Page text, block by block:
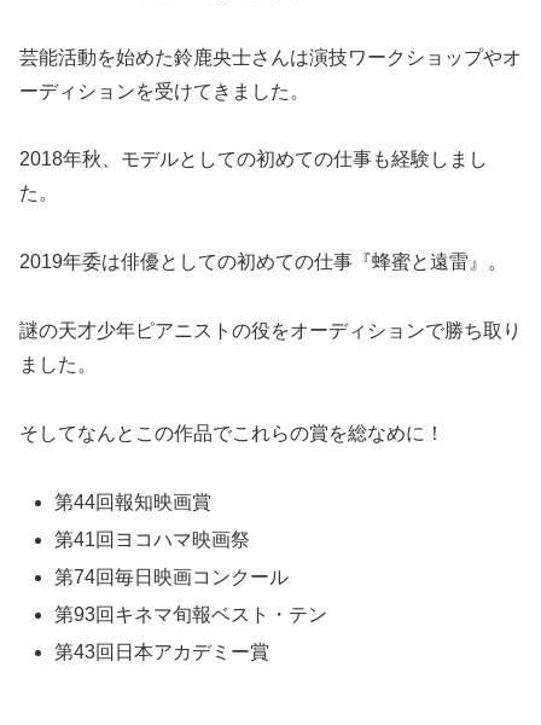
芸能活動を始めた鈴鹿央士さんは演技ワークショップやオ
ーディションを受けてきました。
2018年秋、モデルとしての初めての仕事も経験しまし
た。
2019年委は俳優としての初めての仕事『蜂蜜と遠雷』。
謎の天才少年ピアニストの役をオーディションで勝ち取り
ました。
そしてなんとこの作品でこれらの賞を総なめに！
第44回報知映画賞
第41回ヨコハマ映画祭
第74回毎日映画コンクール
第93回キネマ旬報ベスト・テン
第43回日本アカデミー賞